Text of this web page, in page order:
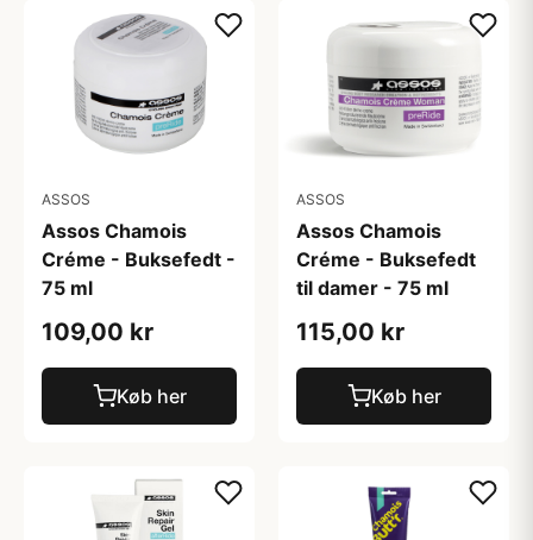
ASSOS
Assos Chamois
Créme - Buksefedt -
75 ml
109,00 kr
Køb her
ASSOS
Assos Chamois
Créme - Buksefedt
til damer - 75 ml
115,00 kr
Køb her